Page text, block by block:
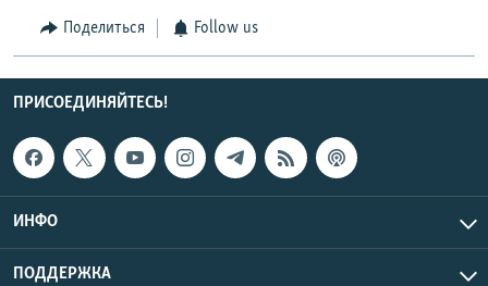
Поделиться Follow us
ПРИСОЕДИНЯЙТЕСЬ!
ИНФО
ПОДДЕРЖКА